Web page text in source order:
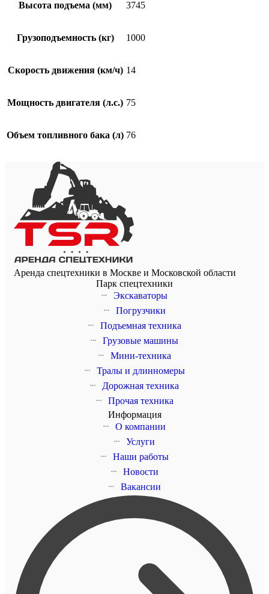
Высота подъема (мм) 3745
Грузоподъемность (кг) 1000
Скорость движения (км/ч) 14
Мощность двигателя (л.с.) 75
Объем топливного бака (л) 76
Аренда спецтехники в Москве и Московской области
Парк спецтехники
Экскаваторы
Погрузчики
Подъемная техника
Грузовые машины
Мини-техника
Тралы и длинномеры
Дорожная техника
Прочая техника
Информация
О компании
Услуги
Наши работы
Новости
Вакансии